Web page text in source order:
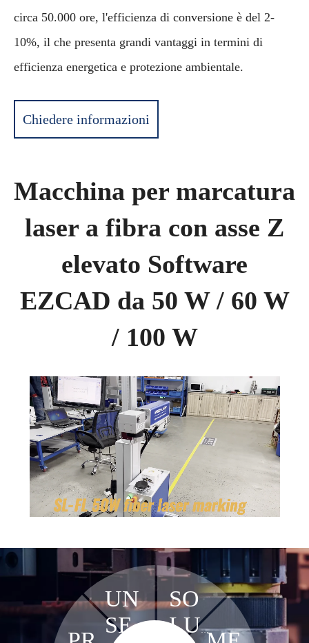
circa 50.000 ore, l'efficienza di conversione è del 2-
10%, il che presenta grandi vantaggi in termini di
efficienza energetica e protezione ambientale.
Chiedere informazioni
Macchina per marcatura
laser a fibra con asse Z
elevato Software
EZCAD da 50 W / 60 W
/ 100 W
Unmute Loaded:
96.11%
UN
SER
SO
LU